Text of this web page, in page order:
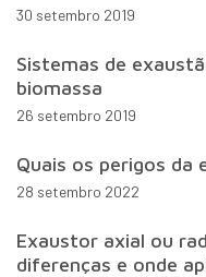
30 setembro 2019
Sistemas de
biomassa
26 setembro 2019
Quais os perigos da
28 setembro 2022
Exaustor axial ou
diferenças e onde